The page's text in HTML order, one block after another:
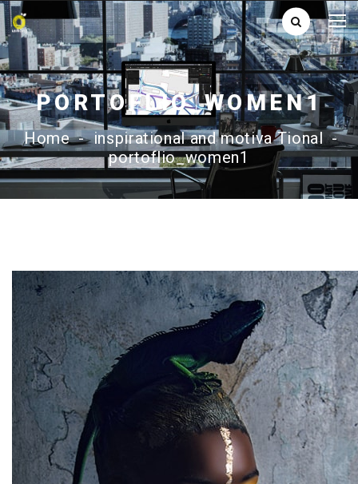
PORTOFLIO_WOMEN1
Home - inspirational and motiva Tional -
portoflio_women1